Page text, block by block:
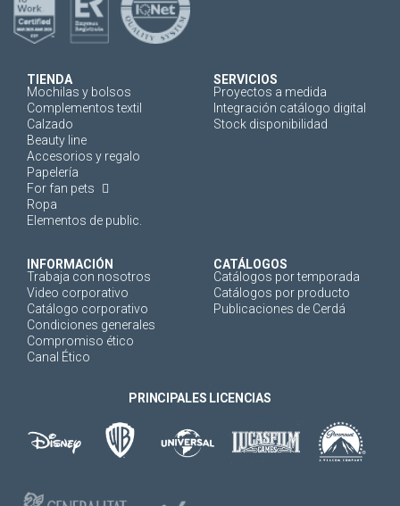
TIENDA
Mochilas y bolsos
Complementos textil
Calzado
Beauty line
Accesorios y regalo
Papelería
For fan pets
Ropa
Elementos de public.
SERVICIOS
Proyectos a medida
Integración catálogo digital
Stock disponibilidad
INFORMACIÓN
Trabaja con nosotros
Video corporativo
Catálogo corporativo
Condiciones generales
Compromiso ético
Canal Ético
CATÁLOGOS
Catálogos por temporada
Catálogos por producto
Publicaciones de Cerdá
PRINCIPALES LICENCIAS